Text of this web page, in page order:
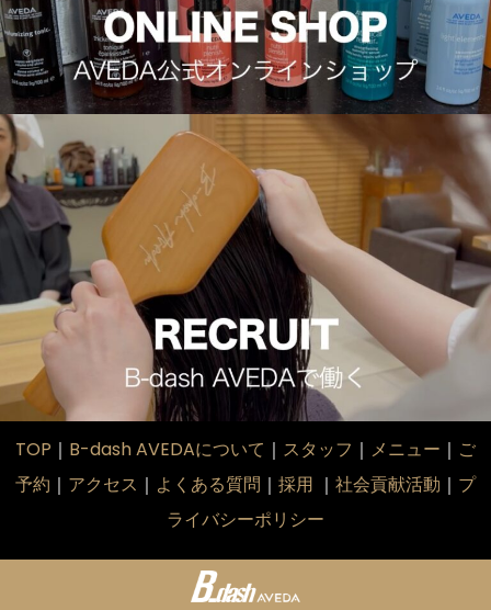
TOP ｜ B-dash AVEDAについて ｜ スタッフ ｜ メニュー ｜ ご
予約 ｜ アクセス ｜ よくある質問 ｜ 採用 ｜ 社会貢献活動 ｜ プ
ライバシーポリシー